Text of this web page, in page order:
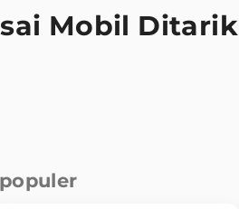
Mobil Ditarik